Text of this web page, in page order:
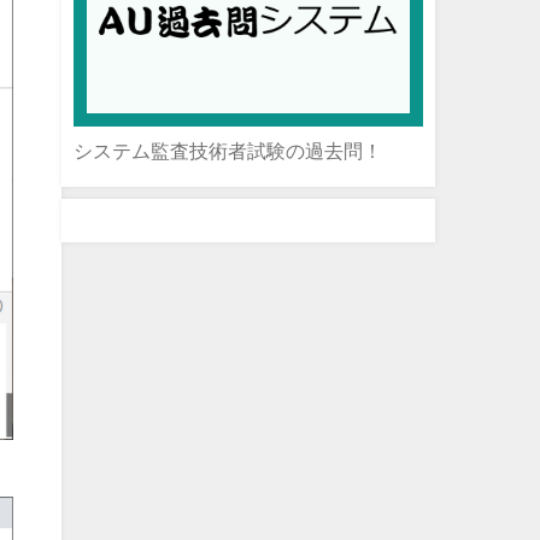
システム監査技術者試験の過去問！